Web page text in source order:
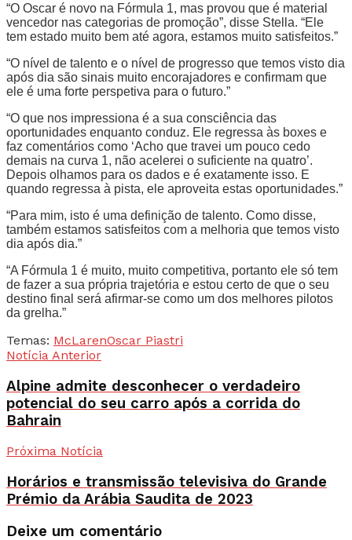
“O Oscar é novo na Fórmula 1, mas provou que é material
vencedor nas categorias de promoção”, disse Stella. “Ele
tem estado muito bem até agora, estamos muito satisfeitos.”
“O nível de talento e o nível de progresso que temos visto dia
após dia são sinais muito encorajadores e confirmam que
ele é uma forte perspetiva para o futuro.”
“O que nos impressiona é a sua consciência das
oportunidades enquanto conduz. Ele regressa às boxes e
faz comentários como ‘Acho que travei um pouco cedo
demais na curva 1, não acelerei o suficiente na quatro’.
Depois olhamos para os dados e é exatamente isso. E
quando regressa à pista, ele aproveita estas oportunidades.”
“Para mim, isto é uma definição de talento. Como disse,
também estamos satisfeitos com a melhoria que temos visto
dia após dia.”
“A Fórmula 1 é muito, muito competitiva, portanto ele só tem
de fazer a sua própria trajetória e estou certo de que o seu
destino final será afirmar-se como um dos melhores pilotos
da grelha.”
Temas: McLarenOscar Piastri
Notícia Anterior
Alpine admite desconhecer o verdadeiro
potencial do seu carro após a corrida do
Bahrain
Próxima Notícia
Horários e transmissão televisiva do Grande
Prémio da Arábia Saudita de 2023
Deixe um comentário